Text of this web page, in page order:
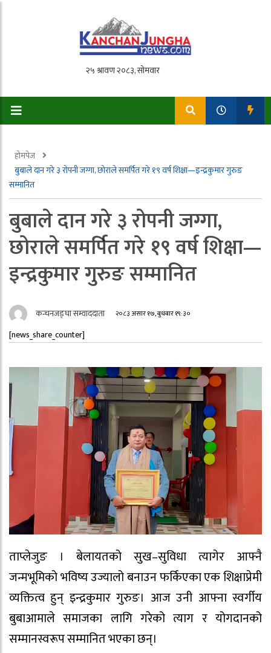
होमपेज
बुबाले दान गरे ३ रोपनी जग्गा, छोराले समर्पित गरे १९ वर्ष शिक्षा—इन्द्रकुमार गुरुङ
सम्मानित
बुबाले दान गरे ३ रोपनी जग्गा,
छोराले समर्पित गरे १९ वर्ष शिक्षा—
इन्द्रकुमार गुरुङ सम्मानित
कन्चनजङ्घा सम्वाददाता २०८३ असार १७, बुधबार १९:३०
[news_share_counter]
ताप्लेजुङ । बेलायतको सुख–सुविधा त्यागेर आफ्नै
जन्मभूमिको भविष्य उज्यालो बनाउन फर्किएका एक शिक्षाप्रेमी
व्यक्तित्व हुन् इन्द्रकुमार गुरुङ। आज उनी आफ्ना स्वर्गीय
बुबाआमाले समाजका लागि गरेको त्याग र योगदानको
सम्मानस्वरूप सम्मानित भएका छन्।